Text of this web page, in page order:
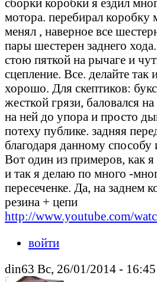
мотора. перебирал коробку
менял , наверное все
пары шестерен заднего
стою пяткой на рычаге и
сцепление. Все. делайте так
хорошо. Для скептиков:
жесткой грязи, баловался на
на ней до упора и просто
потеху публике. задняя
благодаря данному способу
Вот один из примеров, как
и так я делаю по много -
пересеченке. Да, на заднем
резина + цепи
http://www.youtube.com/
войти
din63 Вс, 26/01/2014 - 16:45